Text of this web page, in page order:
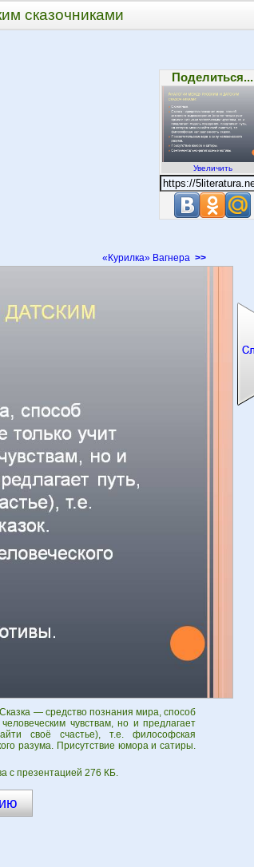
сказочниками
Поделиться...
Увеличить
«Курилка» Вагнера >>
— средство познания мира, способ
чувствам, но и предлагает
своё счастье), т.е. философская
разума. Присутствие юмора и сатиры.
с презентацией 276 КБ.